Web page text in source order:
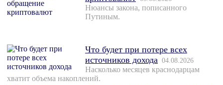
Нюансы закона, пописанного
Путиным.
Что будет при потере всех
источников дохода 04.08.2026
Насколько месяцев краснодарцам
хватит объема накоплений.